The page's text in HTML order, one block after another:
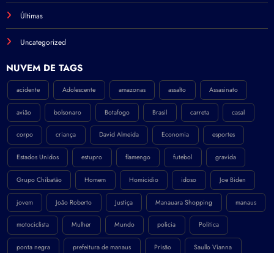
Últimas
Uncategorized
NÚVEM DE TAGS
acidente Adolescente amazonas assalto Assasinato
avião bolsonaro Botafogo Brasil carreta casal
corpo criança David Almeida Economia esportes
Estados Unidos estupro flamengo futebol gravida
Grupo Chibatão Homem Homicidio idoso Joe Biden
jovem João Roberto Justiça Manauara Shopping manaus
motociclista Mulher Mundo policia Politica
ponta negra prefeitura de manaus Prisão Saullo Vianna